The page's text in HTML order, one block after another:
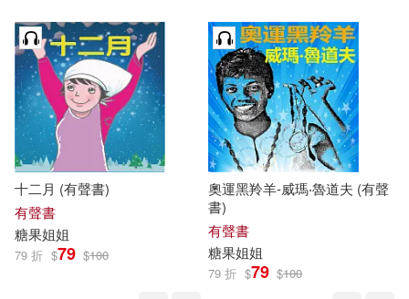
十二月 (有聲書)
有聲書
糖果姐姐
79 折 $79 $100
奧運黑羚羊-威瑪‧魯道夫 (有聲
書)
有聲書
糖果姐姐
79 折 $79 $100